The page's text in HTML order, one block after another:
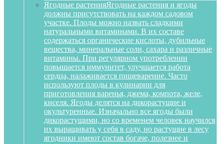
Ягодные растенияЯгодные растения и ягоды
должны присутствовать на каждом садовом
участке. Плоды можно назвать сладкими
натуральными витаминами. В их составе
содержаться органические кислоты, дубильные
вещества, минеральные соли, сахара и различные
витамины. При регулярном употреблении
повышается иммунитет, улучшается работа
сердца, налаживается пищеварение. Часто
используют плоды в кулинарии для
приготовления варенья, джема, компота, желе,
киселя. Ягоды делятся на дикорастущие и
окультуренные. Изначально все ягоды были
дикорастущими, но со временем человек научился
их выращивать у себя в саду, но растущие в лесу
ягодники имеют состав богаче, полезнее и